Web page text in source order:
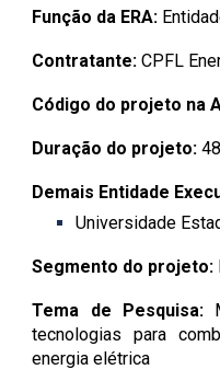
Função da ERA:
Contratante: CPFL
Código do projeto na
Duração do projeto:
Demais Entidade
Universidade
Segmento do projeto:
Tema de Pesquisa:
tecnologias para
energia elétrica